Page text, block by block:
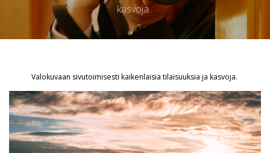
kasvoja.
Valokuvaan sivutoimisesti kaikenlaisia tilaisuuksia ja kasvoja.